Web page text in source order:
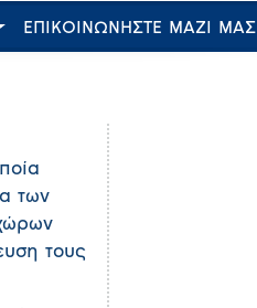
ΕΠΙΚΟΙΝΩΝΗΣΤΕ ΜΑΖΙ ΜΑΣ
των
τους